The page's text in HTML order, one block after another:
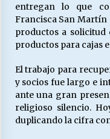
entregan lo que
Francisca San Martín
productos a solicitud
productos para cajas
El trabajo para
y socios fue largo e
ante una gran
religioso silencio.
duplicando la cifra